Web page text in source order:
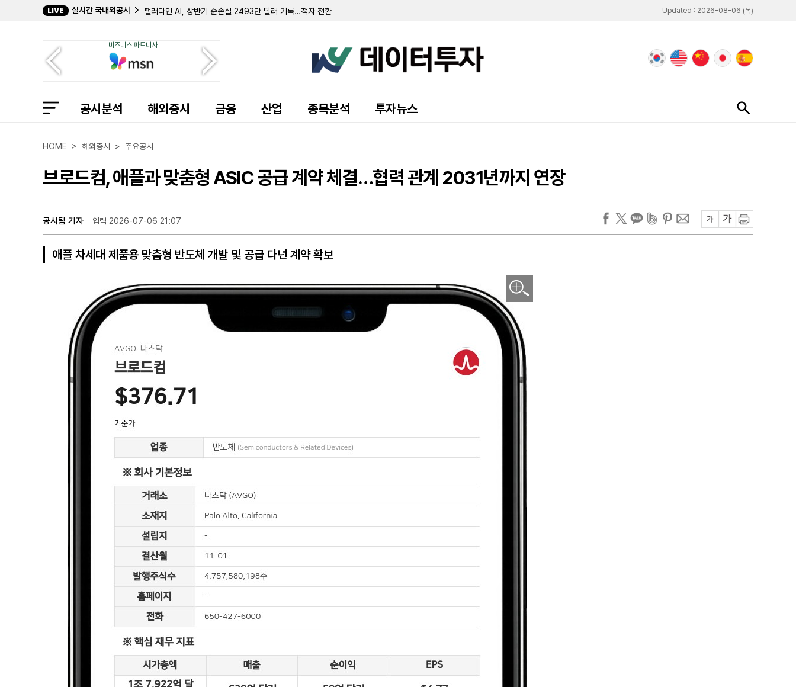
LIVE 실시간 국내외공시
팰러다인 AI, 상반기 순손실 2493만 달러 기록…적자 전환
자이 랩, 2분기 순손실 5082만 달러로 확대…비브가르트 등 재고평가손실 영향
스칼러 록, 부채 재조정으로 1억 9772만 달러 조달…기존 부채 상환 완료
코젠트 커뮤니케이션스, 2분기 데이터센터 매각으로 1억 3070만 달러 차익…순이익 흑자 전환
프리시전 바이오사이언시스, 2분기 순손실 3265만 달러…적자 폭 확대
이뮤노반트, 자가면역 치료제 'IMVT-1402' 위탁생산 2280만 달러 규모 계약 체결
Updated : 2026-08-06 (목)
비즈니스 파트너사
공시분석 해외증시 금융 산업 종목분석 투자뉴스
HOME > 해외증시 > 주요공시
브로드컴, 애플과 맞춤형 ASIC 공급 계약 체결…협력 관계 2031년까지 연장
공시팀 기자 입력 2026-07-06 21:07
애플 차세대 제품용 맞춤형 반도체 개발 및 공급 다년 계약 확보